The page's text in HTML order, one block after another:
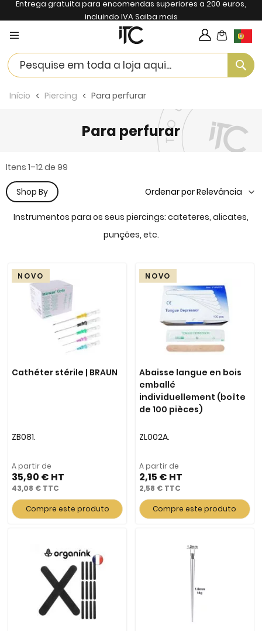
Entrega gratuita para encomendas superiores a 200 euros,
incluindo IVASaiba mais
My Cart
Início Piercing Para perfurar
Para perfurar
Instrumentos para os seus piercings: cateteres, alicates,
punções, etc.
Itens 1–12de 99
NOVO
Cathéter stérile | BRAUN
ZB081.
A partir de
35,90 €
43,08 €
Compre este produto
NOVO
Abaisse langue en bois
emballé
individuellement (boîte
de 100 pièces)
ZL002A.
A partir de
2,15 €
2,58 €
Compre este produto
Shop By